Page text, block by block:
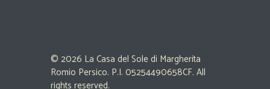
© 2026 La Casa del Sole di Margherita
Romio Persico. P.I. 05254490658CF. All
rights reserved.